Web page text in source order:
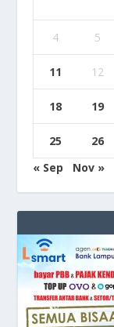
4 5
11 12
18 19
25 26
« Sep
Nov »